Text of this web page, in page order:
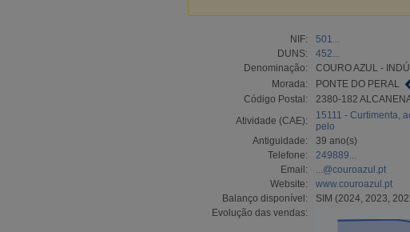
NIF:
501...
DUNS:
452...
Denominação:
COURO AZUL -
Morada:
PONTE DO PERAL
Código Postal:
2380-182
Atividade (CAE):
15111 - Curtimenta,
pelo
Antiguidade:
39 ano(s)
Telefone:
249889...
Email:
...@couroazul.pt
Website:
www.couroazul.pt
Balanço disponível:
SIM (2024, 2023,
Evolução das vendas: